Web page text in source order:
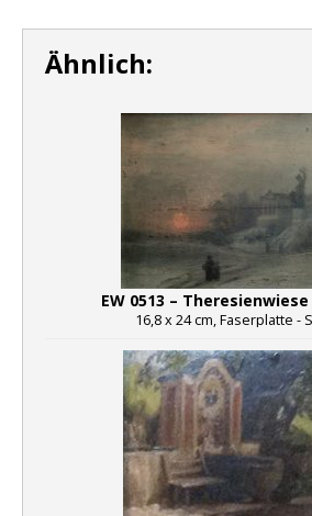
Ähnlich:
EW 0513 –
16,8 x 24 cm, Faserplatte -